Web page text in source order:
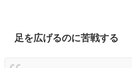
足を広げるのに苦戦する